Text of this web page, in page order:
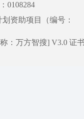
0108284
资助项目（编号：
：万方智搜] V3.0 证